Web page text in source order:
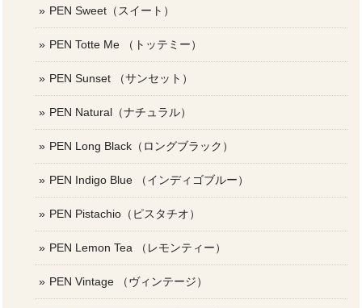
PEN Sweet（スイート）
PEN Totte Me （トッテミー）
PEN Sunset （サンセット）
PEN Natural（ナチュラル）
PEN Long Black（ロングブラック）
PEN Indigo Blue （インディゴブルー）
PEN Pistachio（ピスタチオ）
PEN Lemon Tea （レモンティー）
PEN Vintage （ヴィンテージ）